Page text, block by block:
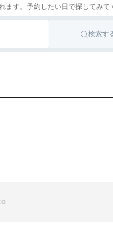
す。予約したい日で探してみて
検索す